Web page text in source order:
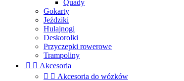
Quady
Gokarty
Jeździki
Hulajnogi
Deskorolki
Przyczepki rowerowe
Trampoliny
  Akcesoria
  Akcesoria do wózków